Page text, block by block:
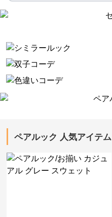
ペアルック 人気アイテム